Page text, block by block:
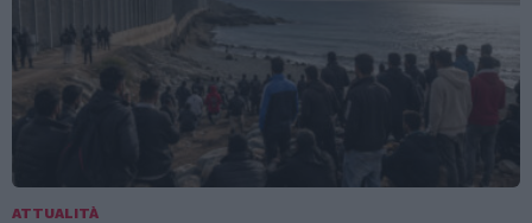
ATTUALITÀ